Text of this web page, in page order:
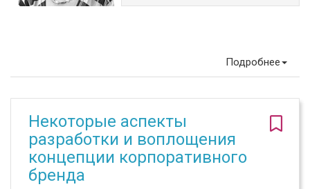
Подробнее
Некоторые аспекты
разработки и воплощения
концепции корпоративного
бренда